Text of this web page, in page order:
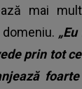
mai
prin tot